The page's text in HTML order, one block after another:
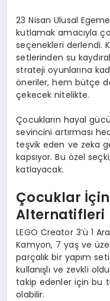
23 Nisan Ulusal
kutlamak amacıyla
seçenekleri derlendi.
setlerinden su
strateji oyunlarına
öneriler, hem bütçe
çekecek nitelikte.
Çocukların hayal
sevincini artırması
teşvik eden ve zeka
kapsıyor. Bu özel
katlayacak.
Çocuklar
Alternatifleri
LEGO Creator 3’ü 1
Kamyon, 7 yaş ve
parçalık bir yapım
kullanışlı ve zevkli
takip edenler için bu
olabilir.